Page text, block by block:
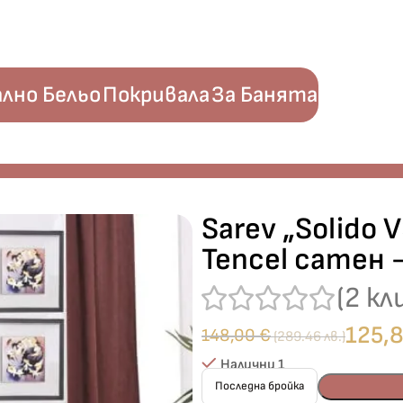
БельоПокривалаЗа Банята
Sarev „Solido
Tencel сатен
(2
148,00€(289.46 лв.)
Налични 1
Последна бройка